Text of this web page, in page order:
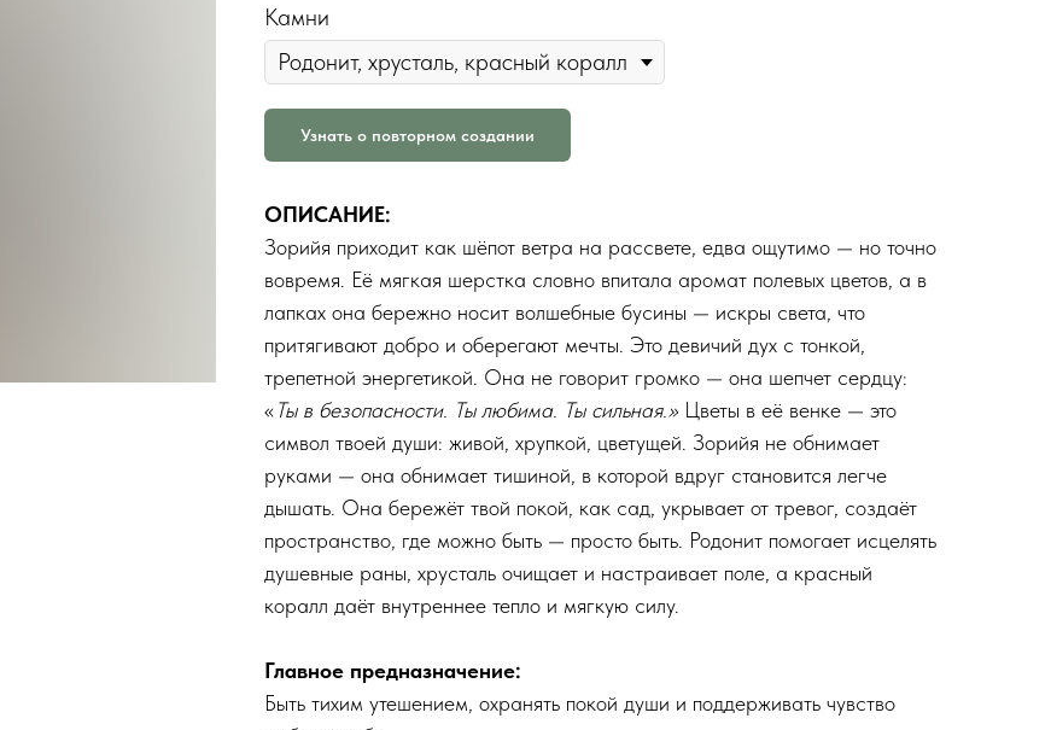
Камни
Узнать о повторном создании
ОПИСАНИЕ:
Зорийя приходит как шёпот ветра на рассвете, едва ощутимо — но точно
вовремя. Её мягкая шерстка словно впитала аромат полевых цветов, а в
лапках она бережно носит волшебные бусины — искры света, что
притягивают добро и оберегают мечты. Это девичий дух с тонкой,
трепетной энергетикой. Она не говорит громко — она шепчет сердцу:
«Ты в безопасности. Ты любима. Ты сильная.» Цветы в её венке — это
символ твоей души: живой, хрупкой, цветущей. Зорийя не обнимает
руками — она обнимает тишиной, в которой вдруг становится легче
дышать. Она бережёт твой покой, как сад, укрывает от тревог, создаёт
пространство, где можно быть — просто быть. Родонит помогает исцелять
душевные раны, хрусталь очищает и настраивает поле, а красный
коралл даёт внутреннее тепло и мягкую силу.
Главное предназначение:
Быть тихим утешением, охранять покой души и поддерживать чувство